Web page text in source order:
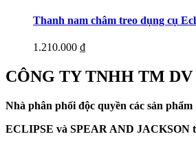
Thanh nam châm treo dụng cụ
1.210.000 ₫
CÔNG TY TNHH TM
Nhà phân phối độc quyền các sản phẩm
ECLIPSE và SPEAR AND JACKSON